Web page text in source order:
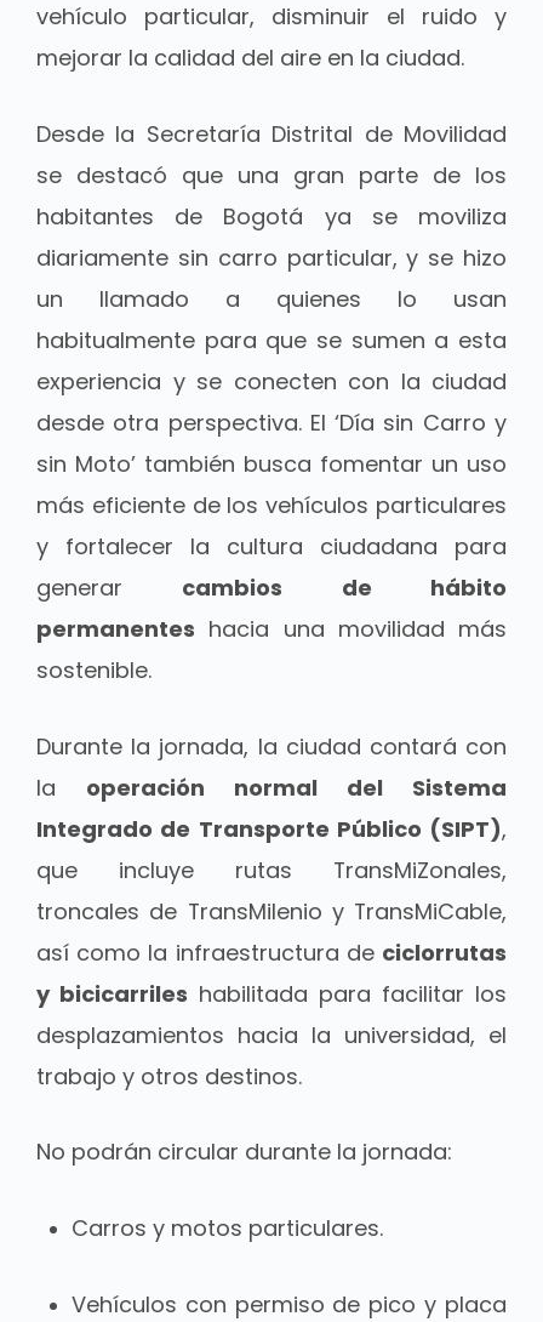
vehículo particular, disminuir el ruido y
mejorar la calidad del aire en la ciudad.
Desde la Secretaría Distrital de Movilidad
se destacó que una gran parte de los
habitantes de Bogotá ya se moviliza
diariamente sin carro particular, y se hizo
un llamado a quienes lo usan
habitualmente para que se sumen a esta
experiencia y se conecten con la ciudad
desde otra perspectiva. El ‘Día sin Carro y
sin Moto’ también busca fomentar un uso
más eficiente de los vehículos particulares
y fortalecer la cultura ciudadana para
generar cambios de hábito
permanentes hacia una movilidad más
sostenible.
Durante la jornada, la ciudad contará con
la operación normal del Sistema
Integrado de Transporte Público (SIPT),
que incluye rutas TransMiZonales,
troncales de TransMilenio y TransMiCable,
así como la infraestructura de ciclorrutas
y bicicarriles habilitada para facilitar los
desplazamientos hacia la universidad, el
trabajo y otros destinos.
No podrán circular durante la jornada:
Carros y motos particulares.
Vehículos con permiso de pico y placa